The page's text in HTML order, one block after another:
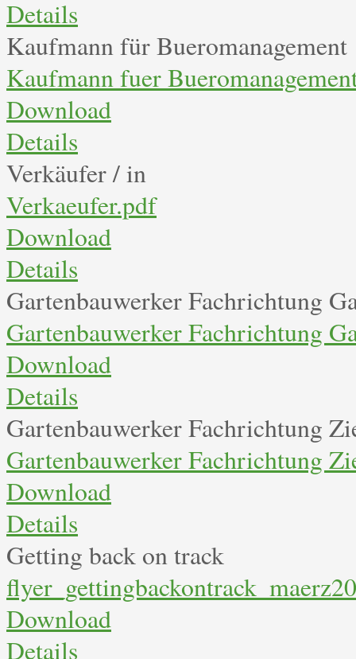
Details
Kaufmann für Bueromanagement
Kaufmann fuer
Download
Details
Verkäufer / in
Verkaeufer.pdf
Download
Details
Gartenbauwerker Fachrichtung
Gartenbauwerker Fachrichtung
Download
Details
Gartenbauwerker Fachrichtung
Gartenbauwerker Fachrichtung
Download
Details
Getting back on track
Download
Details